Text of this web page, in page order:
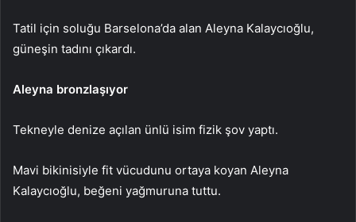
Tatil için soluğu Barselona’da alan Aleyna Kalaycıoğlu,
güneşin tadını çıkardı.
Aleyna bronzlaşıyor
Tekneyle denize açılan ünlü isim fizik şov yaptı.
Mavi bikinisiyle fit vücudunu ortaya koyan Aleyna
Kalaycıoğlu, beğeni yağmuruna tuttu.